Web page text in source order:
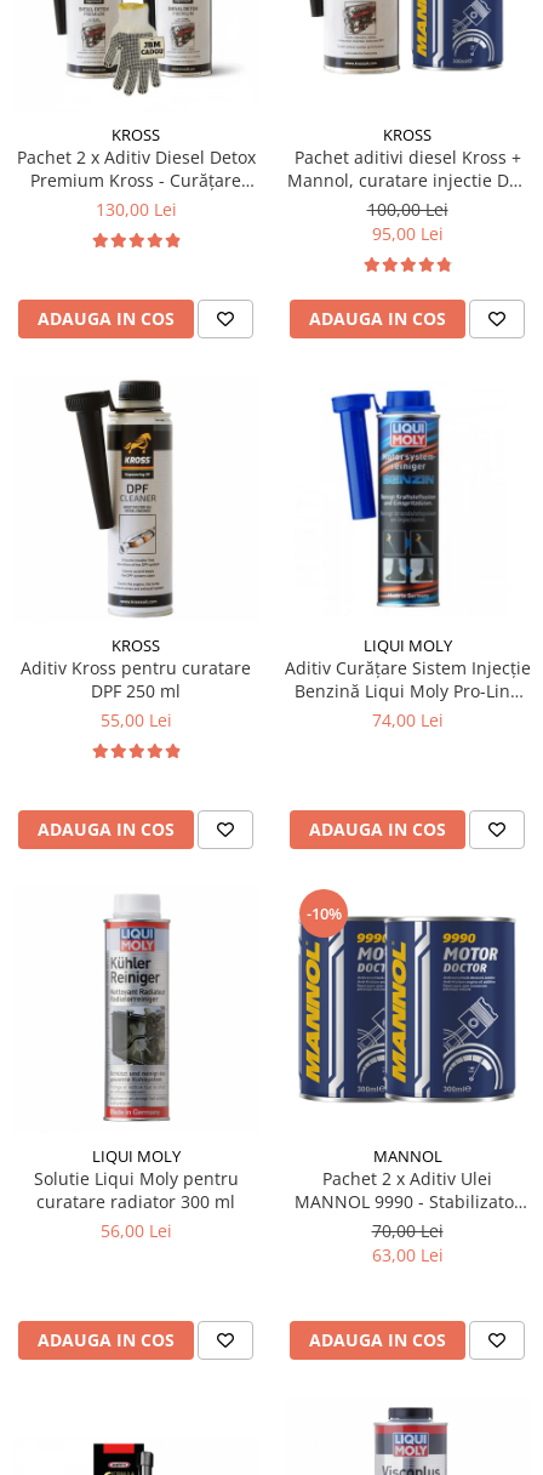
15W40
Aditivi Auto
Antigel
Lichid de Frana
Ulei Cutie de Viteze
Ulei Servodirectie
Vaselina si Lubrifianti Auto
KROSS
Pachet 2 x Aditiv Diesel Detox
Premium Kross - Curățare
Completă, +5 Puncte Cetanic
130,00 Lei
ADAUGA IN COS
KROSS
Pachet aditivi diesel Kross +
Mannol, curatare injectie DPF
si stabilizare ulei
100,00 Lei
95,00 Lei
ADAUGA IN COS
KROSS
Aditiv Kross pentru curatare
DPF 250 ml
55,00 Lei
ADAUGA IN COS
LIQUI MOLY
Aditiv Curățare Sistem Injecție
Benzină Liqui Moly Pro-Line
(300 ml) - Tratament
74,00 Lei
ADAUGA IN COS
LIQUI MOLY
Solutie Liqui Moly pentru
curatare radiator 300 ml
56,00 Lei
ADAUGA IN COS
-10%
MANNOL
Pachet 2 x Aditiv Ulei
MANNOL 9990 - Stabilizator
Vâscozitate (Reduce
Consumul de Ulei), 300 ml
70,00 Lei
63,00 Lei
ADAUGA IN COS